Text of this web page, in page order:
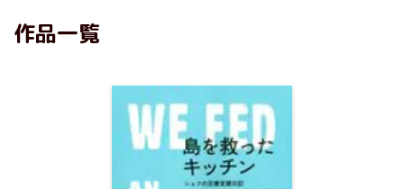
作品一覧